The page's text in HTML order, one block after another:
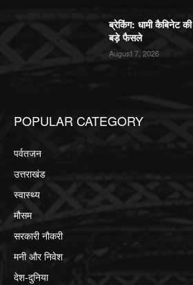
ब्रेकिंग: धामी कैबिनेट
बड़े फैसले
August 7, 2026
POPULAR CATEGORY
पर्वतजन
उत्तराखंड
स्वास्थ्य
मौसम
सरकारी नौकरी
मनी और निवेश
देश-दुनिया